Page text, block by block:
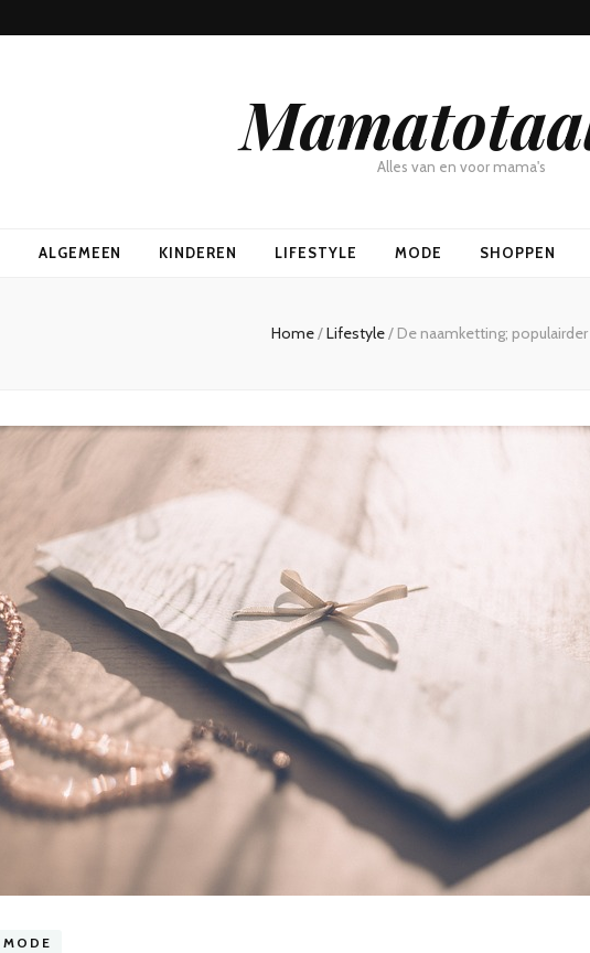
Alles van en voor mama's
ALGEMEEN KINDEREN LIFESTYLE MODE SHOPPEN
Home/Lifestyle/ De naamketting;
MODE